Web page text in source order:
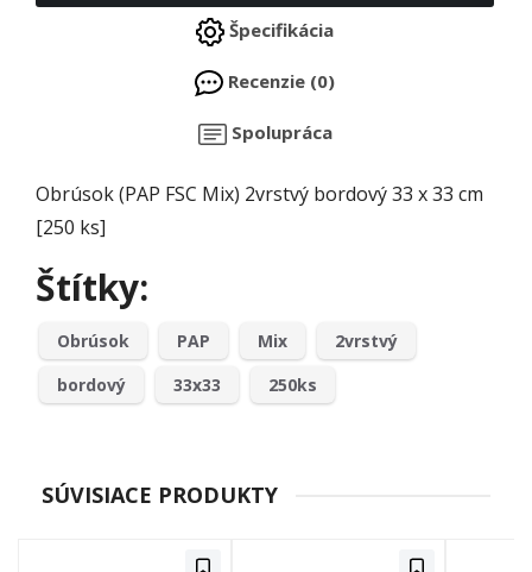
Špecifikácia
Recenzie (0)
Spolupráca
Obrúsok (PAP FSC Mix) 2vrstvý bordový 33 x 33 cm
[250 ks]
Štítky:
Obrúsok PAP Mix
2vrstvý
bordový
33x33 250ks
SÚVISIACE PRODUKTY